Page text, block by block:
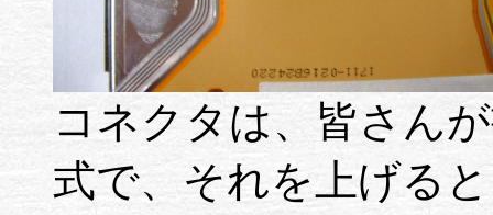
コネクタは、皆さん
式で、それを上げる